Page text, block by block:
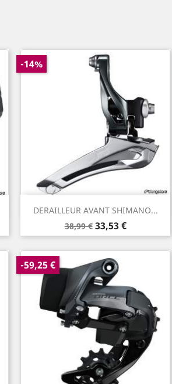
DERAILLEUR AVANT SHIMANO...
Prix
de
base
38,99 €
-14%
Prix
33,53 €
Aperçu rapide
-59,25 €